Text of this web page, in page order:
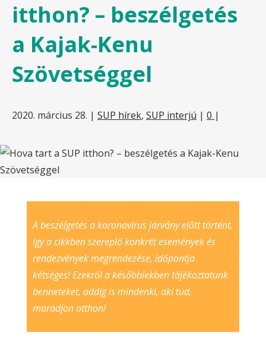
itthon? – beszélgetés
a Kajak-Kenu
Szövetséggel
2020. március 28. | SUP hírek, SUP interjú | 0 |
A beszélgetés a koronavírus járvány előtt történt,
így a cikkben szereplő konkrét események és
rendezvények megrendezése, időpontja
kétséges! Ezekről a későbbiekben tájékoztatunk
benneteket, addig is mindenki, aki tud,
maradjon otthon!